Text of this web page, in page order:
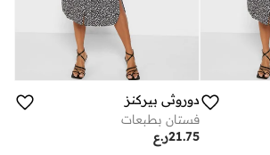
دوروثي بيركنز
فستان بطبعات
ر.ع21.75